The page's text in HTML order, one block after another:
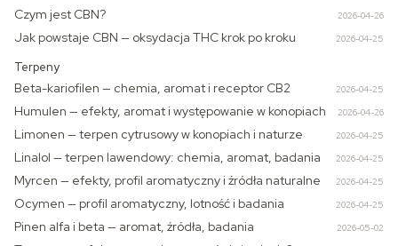
Czym jest CBN? 2026-04-26
Jak powstaje CBN — oksydacja THC krok po kroku 2026-04-25
Terpeny
Beta-kariofilen — chemia, aromat i receptor CB2 2026-04-25
Humulen — efekty, aromat i występowanie w konopiach 2026-04-26
Limonen — terpen cytrusowy w konopiach i naturze 2026-04-25
Linalol — terpen lawendowy: chemia, aromat, badania 2026-04-25
Myrcen — efekty, profil aromatyczny i źródła naturalne 2026-04-25
Ocymen — profil aromatyczny, lotność i badania 2026-04-25
Pinen alfa i beta — aromat, źródła, badania 2026-05-02